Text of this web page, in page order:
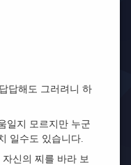
답해도 그러려니 하
일지 모르지만 누군
일수도 있습니다.
신의 찌를 바라 보